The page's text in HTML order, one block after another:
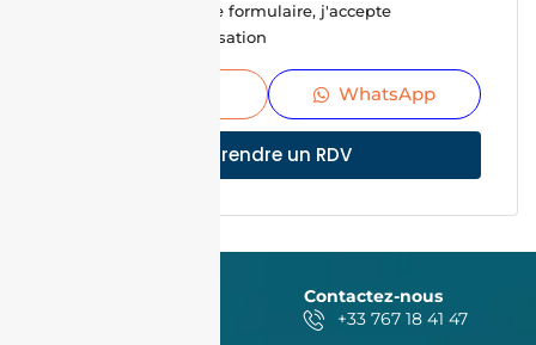
En soumettant ce formulaire, j'accepte
Conditions d'utilisation
WhatsApp
Prendre un RDV
Contactez-nous
+33 767 18 41 47